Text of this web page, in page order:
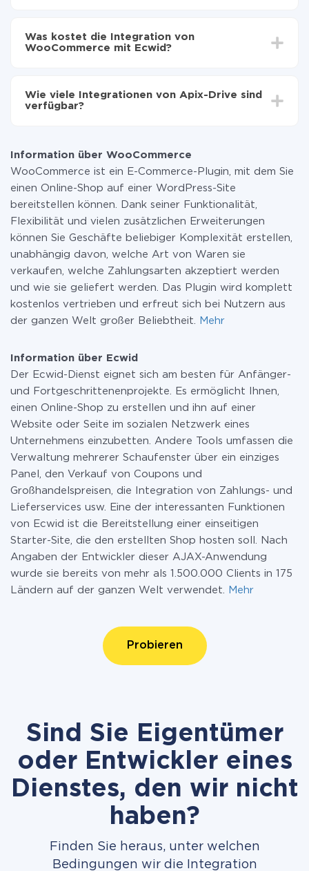
WooCommerce auf Ecwid übertragen
Im Durchschnitt dauert es 10-15 Minuten.
Was kostet die Integration von
WooCommerce mit Ecwid?
zahlen nur für die Datenmenge, die über unseren
Service von einem System auf ein anderes übertragen
Weitere Informationen zuTarifen
Wie viele Integrationen von Apix-Drive sind
verfügbar?
Information über WooCommerce
WooCommerce ist ein E-Commerce-Plugin, mit dem Sie
einen Online-Shop auf einer WordPress-Site
bereitstellen können. Dank seiner Funktionalität,
Flexibilität und vielen zusätzlichen Erweiterungen
können Sie Geschäfte beliebiger Komplexität erstellen,
unabhängig davon, welche Art von Waren sie
verkaufen, welche Zahlungsarten akzeptiert werden
und wie sie geliefert werden. Das Plugin wird komplett
kostenlos vertrieben und erfreut sich bei Nutzern aus
der ganzen Welt großer Beliebtheit.
Mehr
Information über Ecwid
Der Ecwid-Dienst eignet sich am besten für Anfänger-
und Fortgeschrittenenprojekte. Es ermöglicht Ihnen,
einen Online-Shop zu erstellen und ihn auf einer
Website oder Seite im sozialen Netzwerk eines
Unternehmens einzubetten. Andere Tools umfassen die
Verwaltung mehrerer Schaufenster über ein einziges
Panel, den Verkauf von Coupons und
Großhandelspreisen, die Integration von Zahlungs- und
Lieferservices usw. Eine der interessanten Funktionen
von Ecwid ist die Bereitstellung einer einseitigen
Starter-Site, die den erstellten Shop hosten soll. Nach
Angaben der Entwickler dieser AJAX-Anwendung
wurde sie bereits von mehr als 1.500.000 Clients in 175
Ländern auf der ganzen Welt verwendet.
Mehr
Probieren
Sind Sie Eigentümer
oder Entwickler eines
Dienstes, den wir nicht
haben?
Finden Sie heraus, unter welchen
Bedingungen wir die Integration